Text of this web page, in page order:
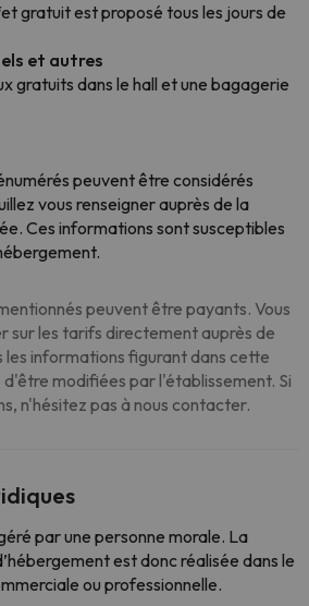
gratuit est proposé tous les jours de
et autres
gratuits dans le hall et une bagagerie
peuvent être considérés
vous renseigner auprès de la
Ces informations sont susceptibles
peuvent être payants. Vous
sur les tarifs directement auprès de
les informations figurant dans cette
modifiées par l'établissement. Si
n'hésitez pas à nous contacter.
par une personne morale. La
est donc réalisée dans le
ou professionnelle.